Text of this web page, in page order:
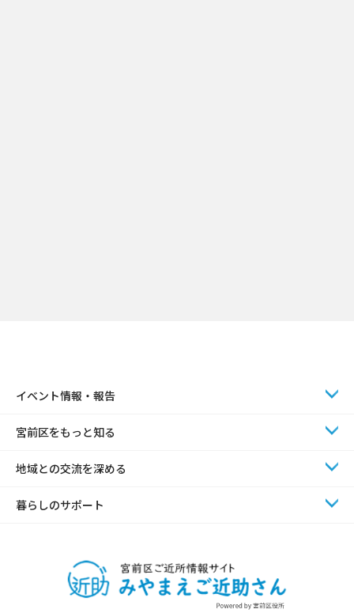
イベント情報・報告
宮前区をもっと知る
地域との交流を深める
暮らしのサポート